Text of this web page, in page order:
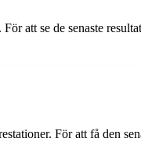
att se de senaste
För att få den